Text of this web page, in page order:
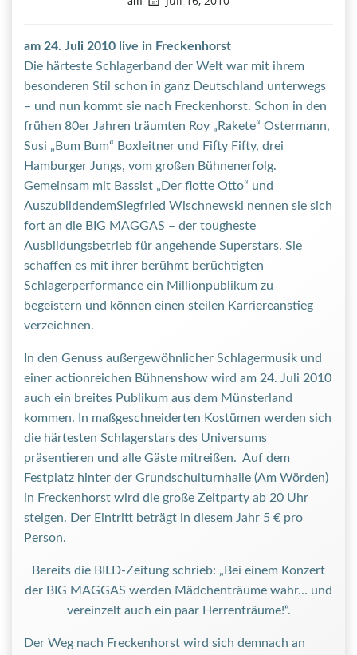
am 24. Juli 2010 live in Freckenhorst
Die härteste Schlagerband der Welt war mit ihrem
besonderen Stil schon in ganz Deutschland unterwegs
– und nun kommt sie nach Freckenhorst. Schon in den
frühen 80er Jahren träumten Roy „Rakete“ Ostermann,
Susi „Bum Bum“ Boxleitner und Fifty Fifty, drei
Hamburger Jungs, vom großen Bühnenerfolg.
Gemeinsam mit Bassist „Der flotte Otto“ und
AuszubildendemSiegfried Wischnewski nennen sie sich
fort an die BIG MAGGAS – der tougheste
Ausbildungsbetrieb für angehende Superstars. Sie
schaffen es mit ihrer berühmt berüchtigten
Schlagerperformance ein Millionpublikum zu
begeistern und können einen steilen Karriereanstieg
verzeichnen.
In den Genuss außergewöhnlicher Schlagermusik und
einer actionreichen Bühnenshow wird am 24. Juli 2010
auch ein breites Publikum aus dem Münsterland
kommen. In maßgeschneiderten Kostümen werden sich
die härtesten Schlagerstars des Universums
präsentieren und alle Gäste mitreißen. Auf dem
Festplatz hinter der Grundschulturnhalle (Am Wörden)
in Freckenhorst wird die große Zeltparty ab 20 Uhr
steigen. Der Eintritt beträgt in diesem Jahr 5 € pro
Person.
Bereits die BILD-Zeitung schrieb: „Bei einem Konzert
der BIG MAGGAS werden Mädchenträume wahr… und
vereinzelt auch ein paar Herrenträume!“.
Der Weg nach Freckenhorst wird sich demnach an